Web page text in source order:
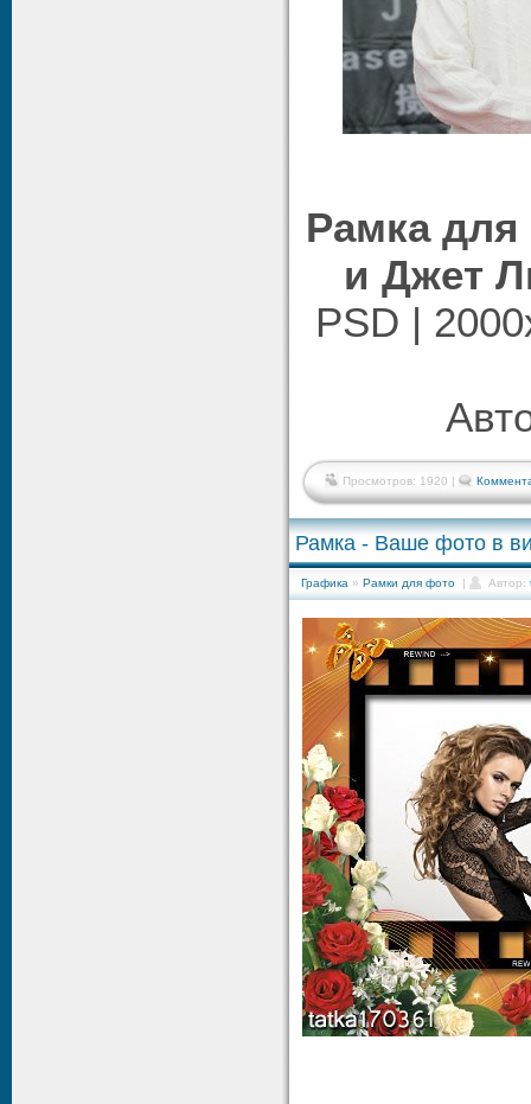
Рамка
и Джет
PSD |
Просмотров: 1920 |
Рамка - Ваше фото в
Графика » Рамки для фото | Автор: